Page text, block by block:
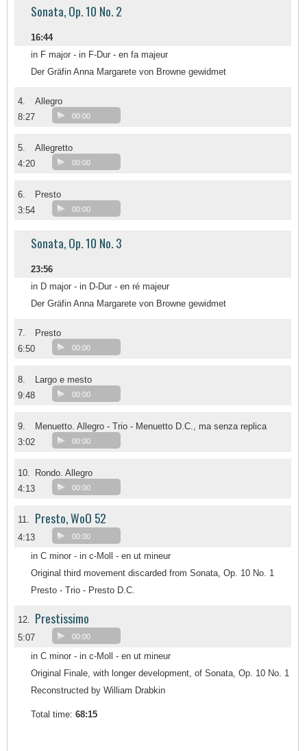
Sonata, Op. 10 No. 2
16:44
in F major - in F-Dur - en fa majeur
Der Gräfin Anna Margarete von Browne gewidmet
4.
Allegro
8:27
00:00
5.
Allegretto
4:20
00:00
6.
Presto
3:54
00:00
Sonata, Op. 10 No. 3
23:56
in D major - in D-Dur - en ré majeur
Der Gräfin Anna Margarete von Browne gewidmet
7.
Presto
6:50
00:00
8.
Largo e mesto
9:48
00:00
9.
Menuetto. Allegro - Trio - Menuetto D.C., ma senza replica
3:02
00:00
10.
Rondo. Allegro
4:13
00:00
11. Presto, WoO 52
4:13 00:00
in C minor - in c-Moll - en ut mineur
Original third movement discarded from Sonata, Op. 10 No. 1
Presto - Trio - Presto D.C.
12. Prestissimo
5:07 00:00
in C minor - in c-Moll - en ut mineur
Original Finale, with longer development, of Sonata, Op. 10 No. 1
Reconstructed by William Drabkin
Total time: 68:15